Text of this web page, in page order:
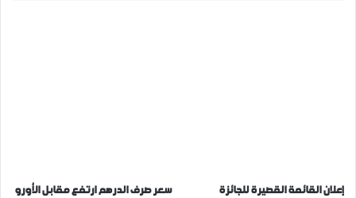
إعلان القائمة القصيرة للجائزة
سعر صرف الدرهم ارتفع مقابل الأورو